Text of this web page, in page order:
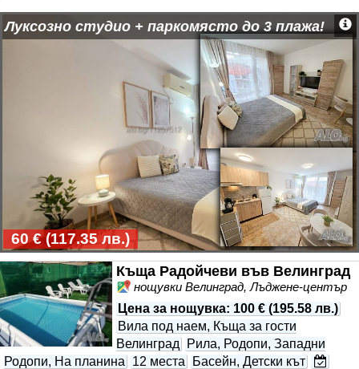
Луксозно студио + паркомясто до 3 плажа!
60 €(117.35 лв.)
Къща Радойчеви във Велинград
нощувки Велинград, Лъджене-център
Цена за нощувка: 100 € (195.58 лв.)
Вила под наем, Къща за гости
Велинград
Рила, Родопи, Западни
Родопи, На планина
12 места
Басейн, Детски кът